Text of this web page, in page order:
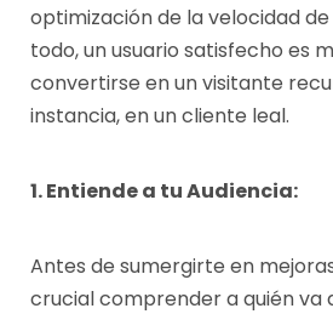
4
optimización de la velocidad
todo, un usuario satisfecho es
convertirse en un visitante
instancia, en un cliente leal.
1. Entiende a tu Audiencia:
Antes de sumergirte en
crucial comprender a quién va